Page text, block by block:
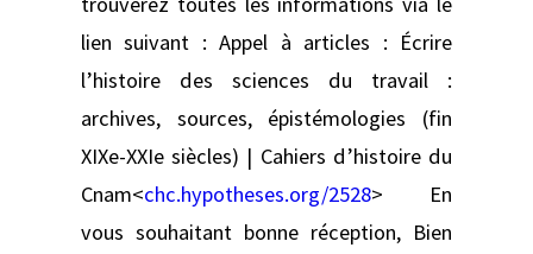
lien suivant : Appel à articles : Écrire
l’histoire des sciences du travail :
archives, sources, épistémologies (fin
XIXe-XXIe siècles) | Cahiers d’histoire du
Cnam<chc.hypotheses.org/2528> En
vous souhaitant bonne réception, Bien